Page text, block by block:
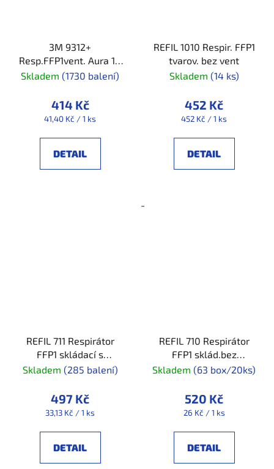
3M 9312+
Resp.FFP1vent. Aura 10
KSŮ
Skladem (1730 balení)
414 Kč
Měrná
41,40 Kč / 1 ks
DETAIL
REFIL 1010 Respir. FFP1
tvarov. bez vent
Skladem (14 ks)
452 Kč
Měrná
452 Kč / 1 ks
DETAIL
-
REFIL 711 Respirátor
FFP1 skládací s
vent._box/15ks
Skladem (285 balení)
497 Kč
Měrná
33,13 Kč / 1 ks
DETAIL
REFIL 710 Respirátor
FFP1 sklád.bez
vent_box/20ks
Skladem (63 box/20ks)
520 Kč
Měrná
26 Kč / 1 ks
DETAIL